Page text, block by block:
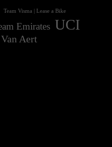
Team Visma | Lease a Bike
Emirates UCI
Aert